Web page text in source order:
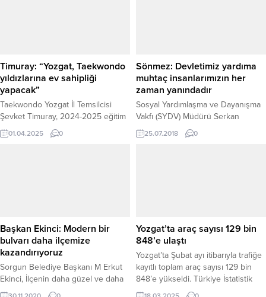
uygulaması, yeni düzenlemeyle
birlikte...
GÖREVİ OLMAYACAK” Bakan
Yerlikaya, yaptığı açıklamada şu...
Timuray: “Yozgat, Taekwondo
yıldızlarına ev sahipliği
yapacak”
Taekwondo Yozgat İl Temsilcisi
Şevket Timuray, 2024-2025 eğitim
ve öğretim yılı Taekwondo Yıldızlar
Grup Müsabakalarının 11-13 Nisan
toplantı gerçekleştirilecek. 11-12-13
Nisan tarihlerinde ise 19 ilden
gelen toplam 342...
01.04.2025 0
Sönmez: Devletimiz yardıma
muhtaç insanlarımızın her
zaman yanındadır
Sosyal Yardımlaşma ve Dayanışma
Vakfı (SYDV) Müdürü Serkan
Sönmez, devletin yardıma muhtaç
insanların her zaman yanında
25.07.2018 0
Başkan Ekinci: Modern bir
bulvarı daha ilçemize
kazandırıyoruz
Sorgun Belediye Başkanı M Erkut
Ekinci, İlçenin daha güzel ve daha
yaşanılır bir kent haline kavuşması
Yozgat’ta araç sayısı 129 bin
848’e ulaştı
Yozgat’ta Şubat ayı itibarıyla trafiğe
kayıtlı toplam araç sayısı 129 bin
848’e yükseldi. Türkiye İstatistik
Kurumu’nun (TÜİK) verilerine göre,